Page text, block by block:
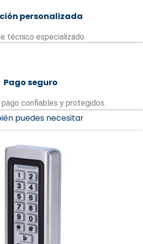
personalizada
técnico especializado.
Pago seguro
confiables y protegidos.
puedes necesitar